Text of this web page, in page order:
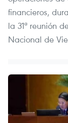
financieros,
la 31ª reunión
Nacional de